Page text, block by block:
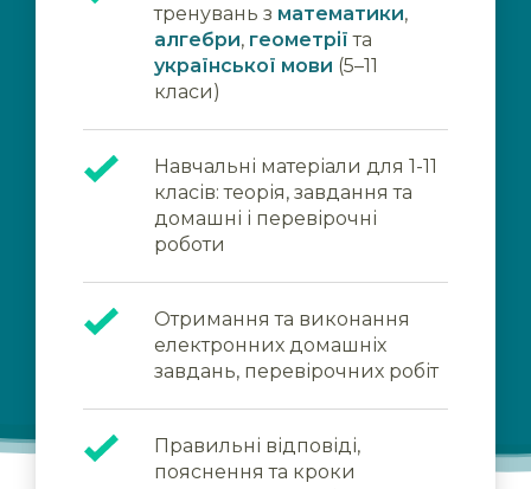
тренувань з математики,
алгебри, геометрії та
української мови (5–11
класи)
Навчальні матеріали для 1-11
класів: теорія, завдання та
домашні і перевірочні
роботи
Отримання та виконання
електронних домашніх
завдань, перевірочних робіт
Правильні відповіді,
пояснення та кроки